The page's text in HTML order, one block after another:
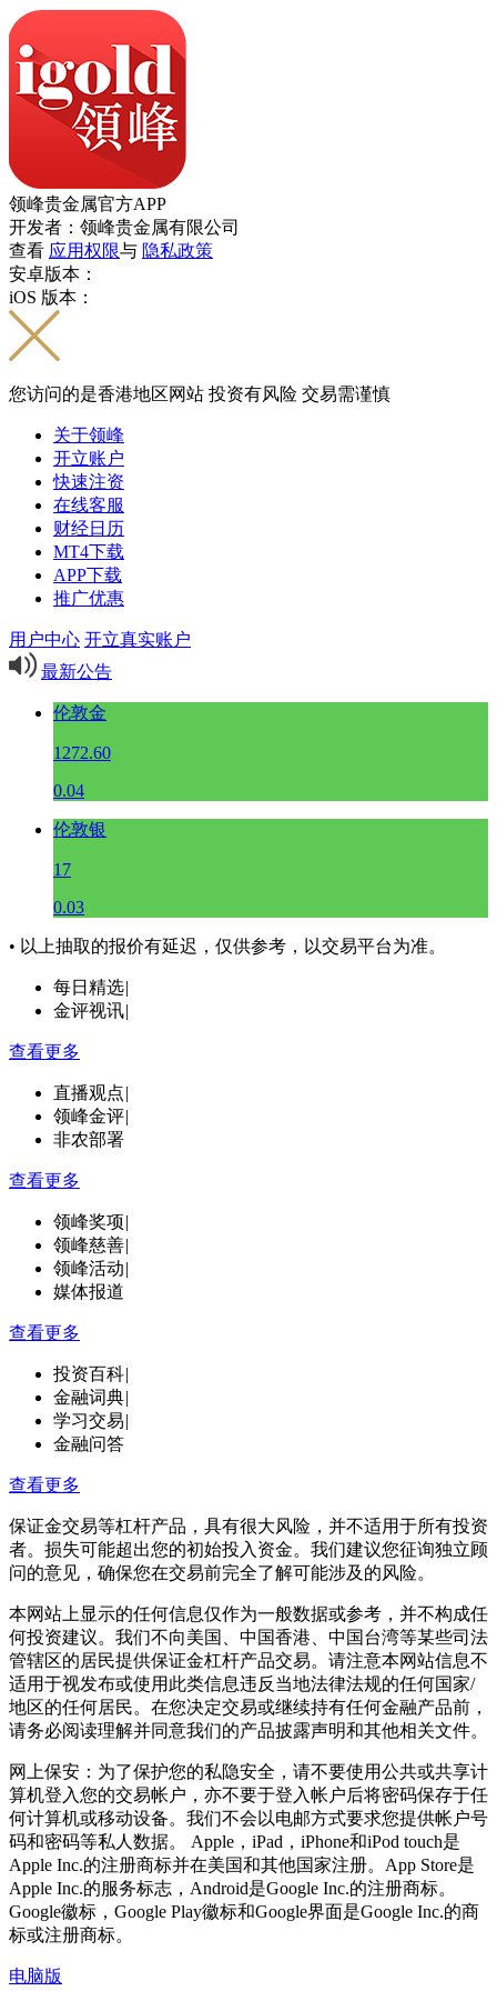
领峰贵金属官方APP
开发者：领峰贵金属有限公司
查看 应用权限与 隐私政策
安卓版本：
iOS 版本：
您访问的是香港地区网站 投资有风险 交易需谨慎
关于领峰
开立账户
快速注资
在线客服
财经日历
MT4下载
APP下载
推广优惠
用户中心 开立真实账户
最新公告
伦敦金
1272.60
0.04
伦敦银
17
0.03
• 以上抽取的报价有延迟，仅供参考，以交易平台为准。
每日精选|
金评视讯|
查看更多
直播观点|
领峰金评|
非农部署
查看更多
领峰奖项|
领峰慈善|
领峰活动|
媒体报道
查看更多
投资百科|
金融词典|
学习交易|
金融问答
查看更多
保证金交易等杠杆产品，具有很大风险，并不适用于所有投资
者。损失可能超出您的初始投入资金。我们建议您征询独立顾
问的意见，确保您在交易前完全了解可能涉及的风险。
本网站上显示的任何信息仅作为一般数据或参考，并不构成任
何投资建议。我们不向美国、中国香港、中国台湾等某些司法
管辖区的居民提供保证金杠杆产品交易。请注意本网站信息不
适用于视发布或使用此类信息违反当地法律法规的任何国家/
地区的任何居民。在您决定交易或继续持有任何金融产品前，
请务必阅读理解并同意我们的产品披露声明和其他相关文件。
网上保安：为了保护您的私隐安全，请不要使用公共或共享计
算机登入您的交易帐户，亦不要于登入帐户后将密码保存于任
何计算机或移动设备。我们不会以电邮方式要求您提供帐户号
码和密码等私人数据。 Apple，iPad，iPhone和iPod touch是
Apple Inc.的注册商标并在美国和其他国家注册。App Store是
Apple Inc.的服务标志，Android是Google Inc.的注册商标。
Google徽标，Google Play徽标和Google界面是Google Inc.的商
标或注册商标。
电脑版